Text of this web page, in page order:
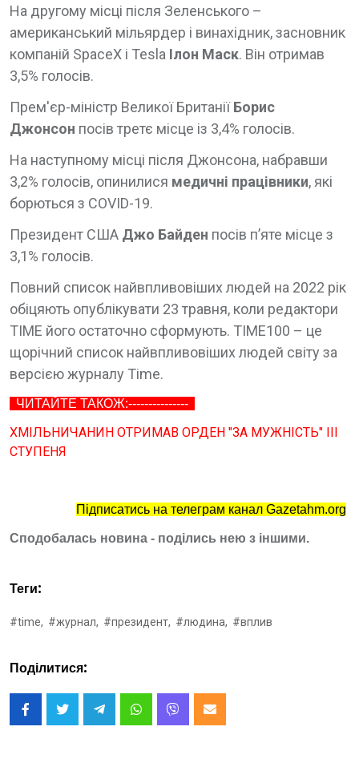
На другому місці після Зеленського –
американський мільярдер і винахідник, засновник
компаній SpaceX і Tesla Ілон Маск. Він отримав
3,5% голосів.
Прем'єр-міністр Великої БританіїБорис
Джонсон посів третє місце із 3,4% голосів.
На наступному місці після Джонсона, набравши
3,2% голосів, опинилися медичні працівники, які
борються з COVID-19.
Президент США Джо Байден посів п’яте місце з
3,1% голосів.
Повний список найвпливовіших людей на 2022 рік
обіцяють опублікувати 23 травня, коли редактори
TIME його остаточно сформують. TIME100 – це
щорічний список найвпливовіших людей світу за
версією журналу Time.
ЧИТАЙТЕ ТАКОЖ:---------------
ХМІЛЬНИЧАНИН ОТРИМАВ ОРДЕН "ЗА МУЖНІСТЬ" ІІІ
СТУПЕНЯ
Підписатись на телеграм канал Gazetahm.org
Сподобалась новина - поділись нею з іншими.
Теги:
#time, #журнал, #президент, #людина, #вплив
Поділитися: